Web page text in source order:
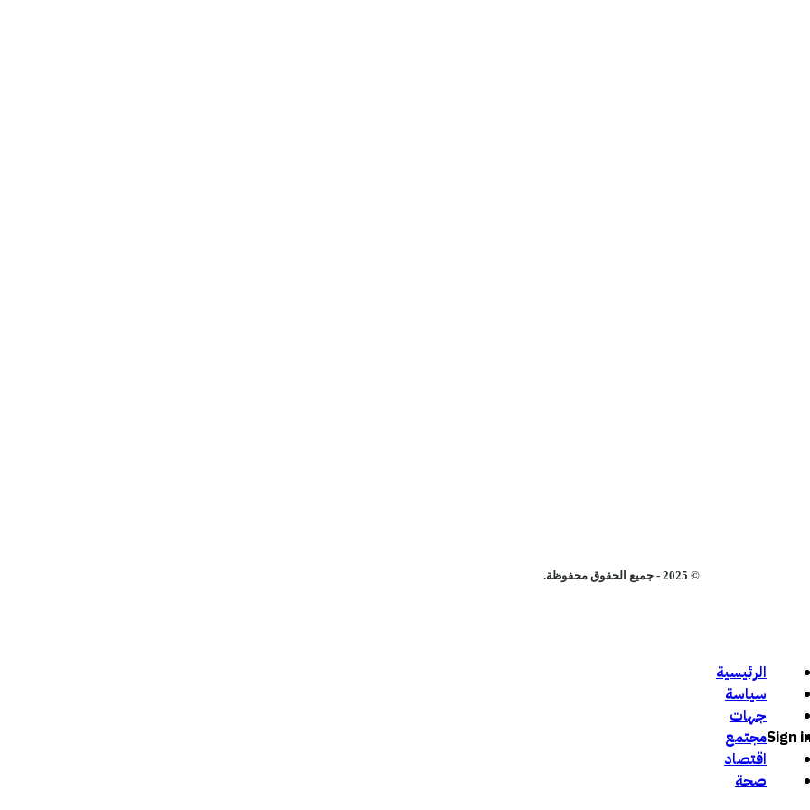
© 2025 - جميع الحقوق محفوظة.
Sign
الرئيسية
سياسة
جهات
مجتمع
اقتصاد
صحة